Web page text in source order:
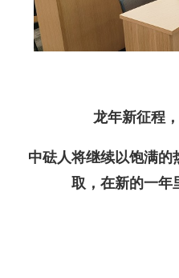
龙年新征程
中砝人将继续以饱满
取，在新的一年